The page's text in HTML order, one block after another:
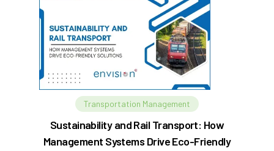
Transportation Management
Sustainability and Rail Transport: How
Management Systems Drive Eco-Friendly